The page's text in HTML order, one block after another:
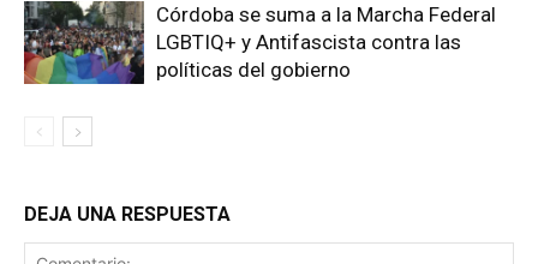
Córdoba se suma a la Marcha Federal
LGBTIQ+ y Antifascista contra las
políticas del gobierno
DEJA UNA RESPUESTA